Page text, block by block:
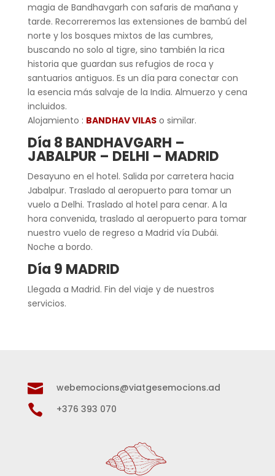
magia de Bandhavgarh con safaris de mañana y
tarde. Recorreremos las extensiones de bambú del
norte y los bosques mixtos de las cumbres,
buscando no solo al tigre, sino también la rica
historia que guardan sus refugios de roca y
santuarios antiguos. Es un día para conectar con
la esencia más salvaje de la India. Almuerzo y cena
incluidos.
Alojamiento : BANDHAV VILASo similar.
Día 8 BANDHAVGARH –
JABALPUR – DELHI – MADRID
Desayuno en el hotel. Salida por carretera hacia
Jabalpur. Traslado al aeropuerto para tomar un
vuelo a Delhi. Traslado al hotel para cenar. A la
hora convenida, traslado al aeropuerto para tomar
nuestro vuelo de regreso a Madrid vía Dubái.
Noche a bordo.
Día 9 MADRID
Llegada a Madrid. Fin del viaje y de nuestros
servicios.
 webemocions@viatgesemocions.ad
 +376 393 070